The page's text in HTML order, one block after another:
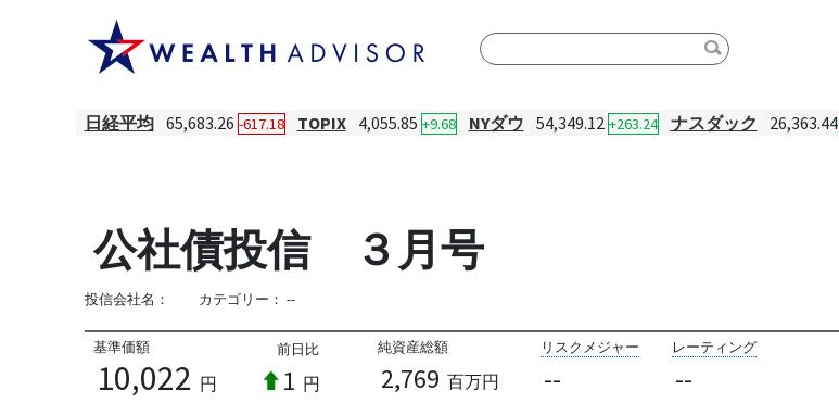
日経平均 65,683.26 -617.18 TOPIX 4,055.85 +9.68 NYダウ 54,349.12 +263.24 ナスダック 26,363.44
公社債投信 ３月号
投信会社名： カテゴリー： --
基準価額
10,022 円
前日比
1 円
純資産総額
2,769 百万円
リスクメジャー
--
レーティング
--